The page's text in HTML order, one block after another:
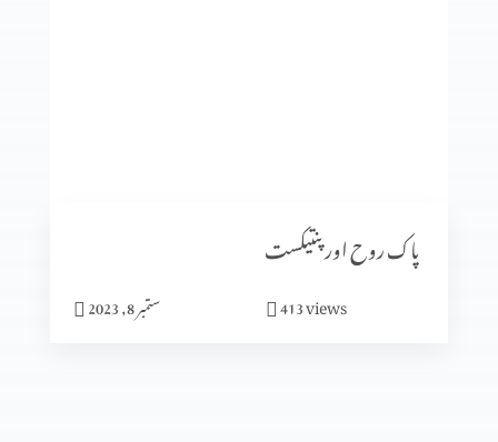
انبیاء و بزرگ – دانی ایل
پاک روح اور پنتیکست
ستمبر 8, 2023 413views